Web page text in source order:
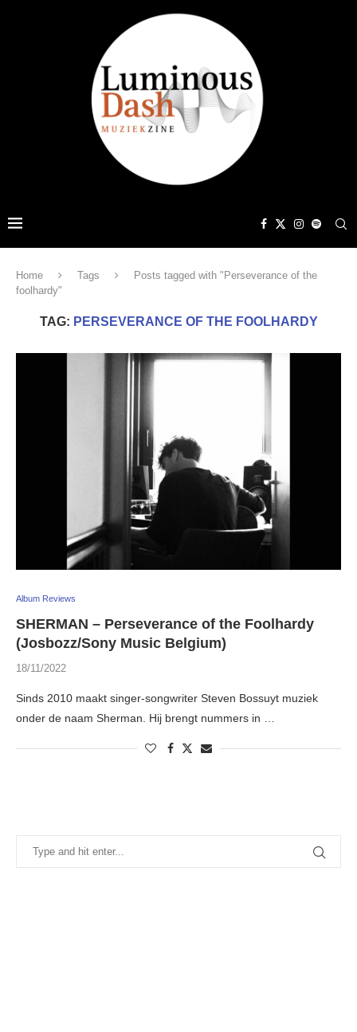
Home Tags
Posts tagged with "Perseverance of the
foolhardy"
TAG: PERSEVERANCE OF THE FOOLHARDY
Album Reviews
SHERMAN – Perseverance of the Foolhardy
(Josbozz/Sony Music Belgium)
18/11/2022
Sinds 2010 maakt singer-songwriter Steven Bossuyt muziek
onder de naam Sherman. Hij brengt nummers in …